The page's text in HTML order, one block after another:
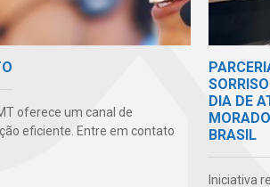
oferece um canal de
eficiente. Entre em contato
DIA DE
BRASIL
Iniciativa